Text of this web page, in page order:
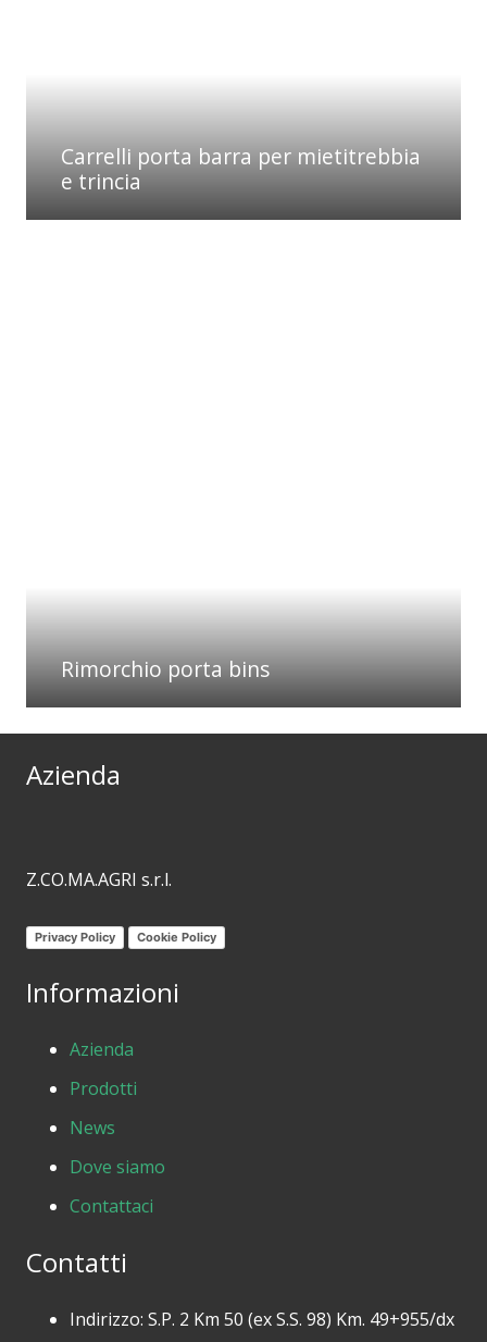
Carrelli porta barra per mietitrebbia
e trincia
Rimorchio porta bins
Azienda
Z.CO.MA.AGRI s.r.l.
Privacy Policy Cookie Policy
Informazioni
Azienda
Prodotti
News
Dove siamo
Contattaci
Contatti
Indirizzo: S.P. 2 Km 50 (ex S.S. 98) Km. 49+955/dx